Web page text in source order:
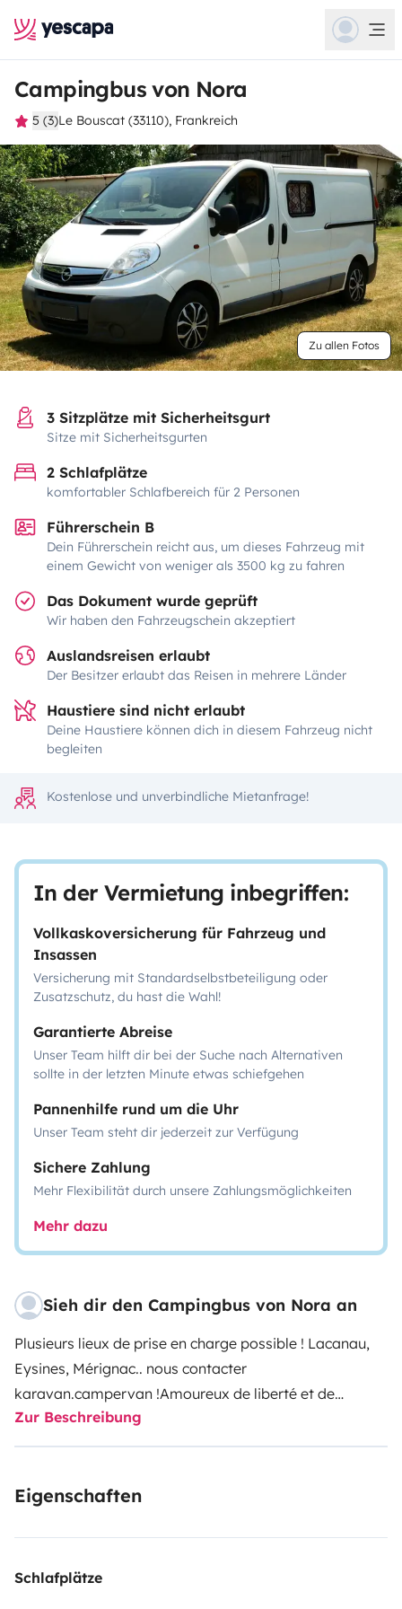
Campingbus von Nora
5 (3)Le Bouscat (33110), Frankreich
Zu allen Fotos
3 Sitzplätze mit Sicherheitsgurt
Sitze mit Sicherheitsgurten
2 Schlafplätze
komfortabler Schlafbereich für 2 Personen
Führerschein B
Dein Führerschein reicht aus, um dieses Fahrzeug mit
einem Gewicht von weniger als 3500 kg zu fahren
Das Dokument wurde geprüft
Wir haben den Fahrzeugschein akzeptiert
Auslandsreisen erlaubt
Der Besitzer erlaubt das Reisen in mehrere Länder
Haustiere sind nicht erlaubt
Deine Haustiere können dich in diesem Fahrzeug nicht
begleiten
Kostenlose und unverbindliche Mietanfrage!
In der Vermietung inbegriffen:
Vollkaskoversicherung für Fahrzeug und
Insassen
Versicherung mit Standardselbstbeteiligung oder
Zusatzschutz, du hast die Wahl!
Garantierte Abreise
Unser Team hilft dir bei der Suche nach Alternativen
sollte in der letzten Minute etwas schiefgehen
Pannenhilfe rund um die Uhr
Unser Team steht dir jederzeit zur Verfügung
Sichere Zahlung
Mehr Flexibilität durch unsere Zahlungsmöglichkeiten
Mehr dazu
Sieh dir den Campingbus von Nora an
Plusieurs lieux de prise en charge possible ! Lacanau,
Eysines, Mérignac.. nous contacter
karavan.campervan !Amoureux de liberté et de
voyage nomade nous avons décidé de nous lancer
dans l’aménagement d’un van pour explorer plus
sud ouest de la France ! Nous mettons ainsi en location
diesel, boîte manuelle.Passionnés de cultures et de
Zur Beschreibung
Eigenschaften
Schlafplätze